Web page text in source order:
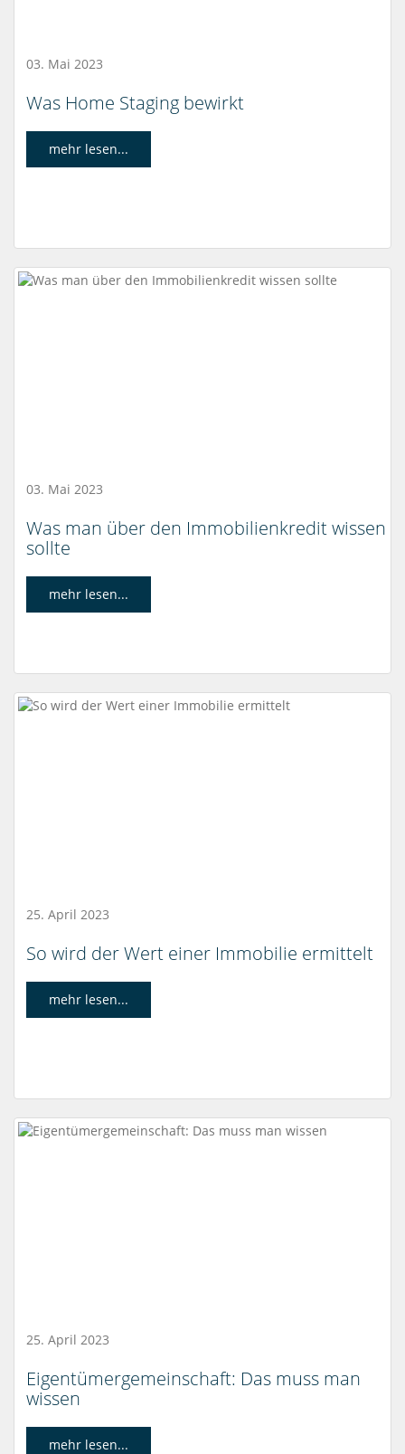
03. Mai 2023
Was Home Staging bewirkt
mehr lesen...
03. Mai 2023
Was man über den Immobilienkredit wissen
sollte
mehr lesen...
25. April 2023
So wird der Wert einer Immobilie ermittelt
mehr lesen...
25. April 2023
Eigentümergemeinschaft: Das muss man
wissen
mehr lesen...